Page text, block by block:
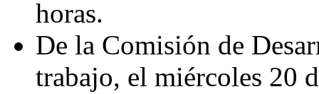
horas.
De la Comisión de
trabajo, el miércoles 20